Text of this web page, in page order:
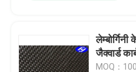
जैक्वार्ड
MOQ：